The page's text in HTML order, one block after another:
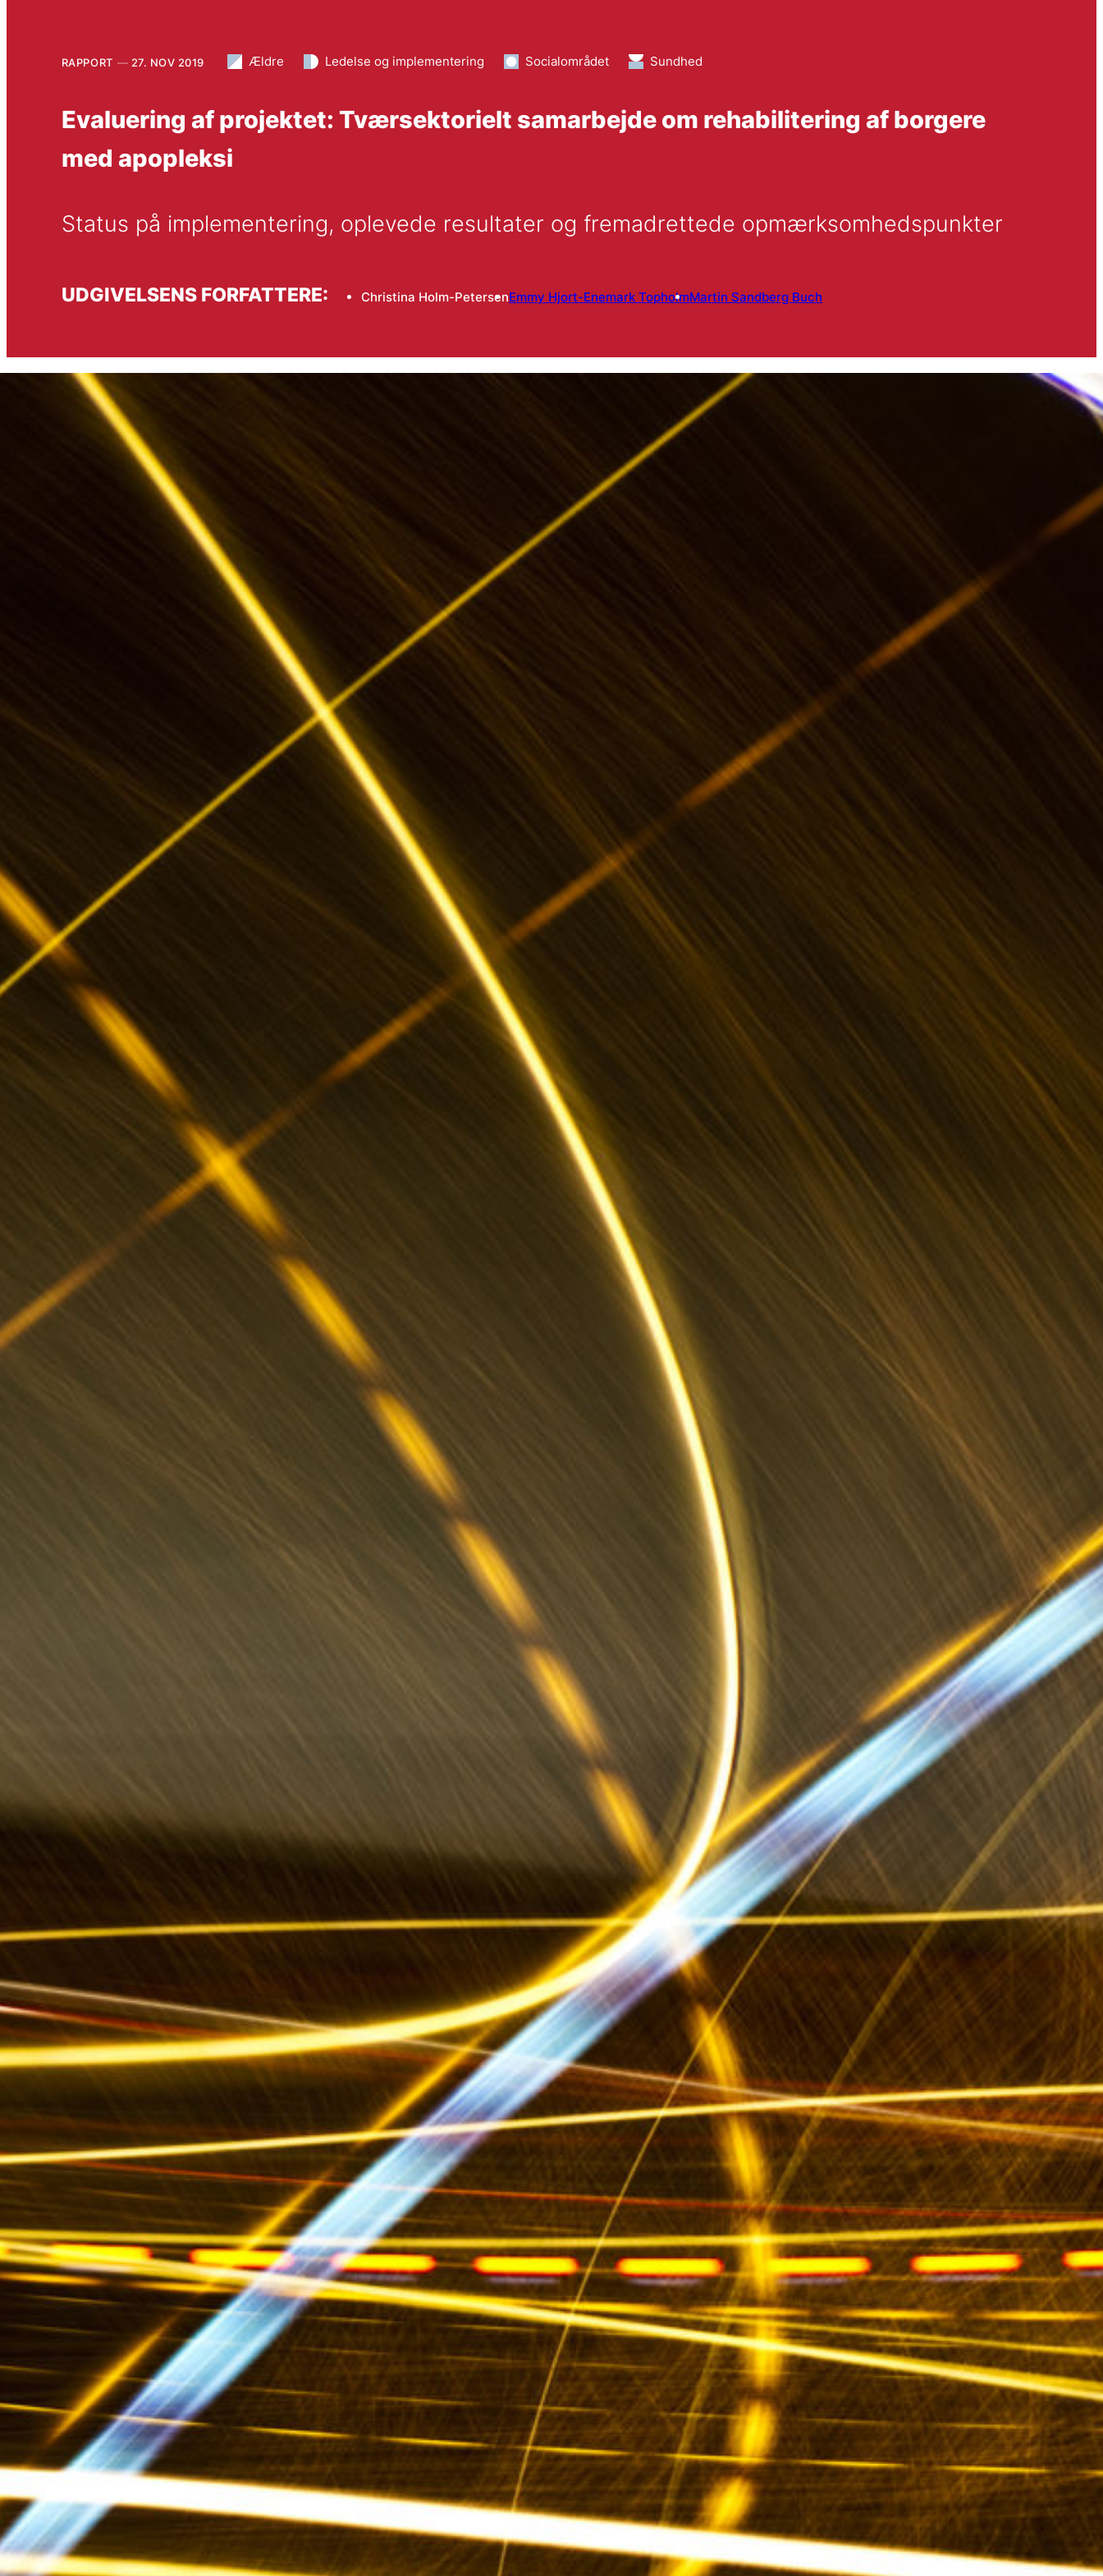
RAPPORT 27. NOV 2019 Ældre Ledelse og implementering Socialområdet Sundhed
Evaluering af projektet: Tværsektorielt samarbejde om rehabilitering af borgere
med apopleksi
Status på implementering, oplevede resultater og fremadrettede opmærksomhedspunkter
UDGIVELSENS FORFATTERE: Christina Holm-PetersenEmmy Hjort-Enemark TopholmMartin Sandberg Buch